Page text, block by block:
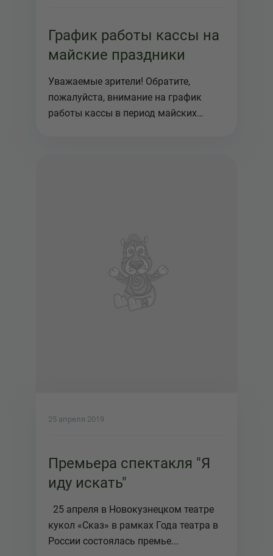
График работы кассы на
майские праздники
Уважаемые зрители! Обратите,
пожалуйста, внимание на график
работы кассы в период майских
25 апреля 2019
Премьера спектакля "Я
иду искать"
25 апреля в Новокузнецком театре
кукол «Сказ» в рамках Года театра в
России состоялась премье...